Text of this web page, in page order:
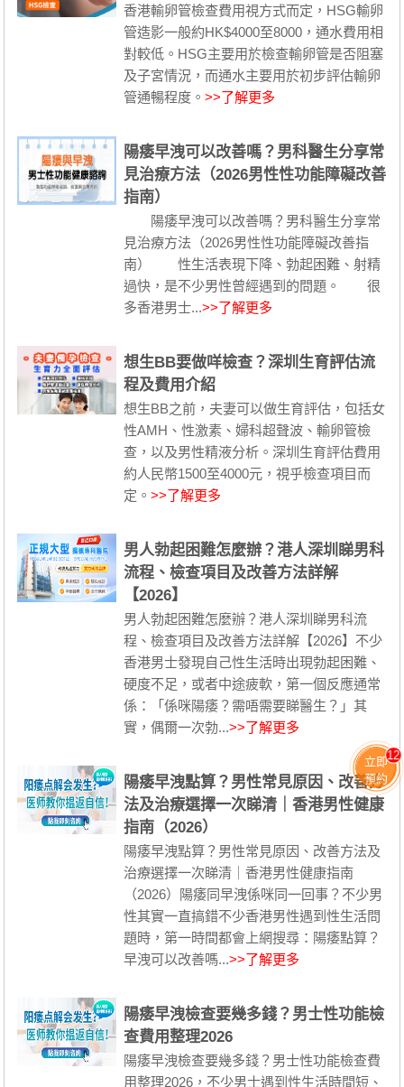
香港輸卵管檢查費用視方式而定，HSG輸卵
管造影一般約HK$4000至8000，通水費用相
對較低。HSG主要用於檢查輸卵管是否阻塞
及子宮情況，而通水主要用於初步評估輸卵
管通暢程度。>>了解更多
陽痿早洩可以改善嗎？男科醫生分享常
見治療方法（2026男性性功能障礙改善
指南）
陽痿早洩可以改善嗎？男科醫生分享常
見治療方法（2026男性性功能障礙改善指
南） 性生活表現下降、勃起困難、射精
過快，是不少男性曾經遇到的問題。 很
多香港男士...>>了解更多
想生BB要做咩檢查？深圳生育評估流
程及費用介紹
想生BB之前，夫妻可以做生育評估，包括女
性AMH、性激素、婦科超聲波、輸卵管檢
查，以及男性精液分析。深圳生育評估費用
約人民幣1500至4000元，視乎檢查項目而
定。>>了解更多
男人勃起困難怎麼辦？港人深圳睇男科
流程、檢查項目及改善方法詳解
【2026】
男人勃起困難怎麼辦？港人深圳睇男科流
程、檢查項目及改善方法詳解【2026】不少
香港男士發現自己性生活時出現勃起困難、
硬度不足，或者中途疲軟，第一個反應通常
係：「係咪陽痿？需唔需要睇醫生？」其
實，偶爾一次勃...>>了解更多
陽痿早洩點算？男性常見原因、改善方
法及治療選擇一次睇清｜香港男性健康
指南（2026）
陽痿早洩點算？男性常見原因、改善方法及
治療選擇一次睇清｜香港男性健康指南
（2026）陽痿同早洩係咪同一回事？不少男
性其實一直搞錯不少香港男性遇到性生活問
題時，第一時間都會上網搜尋：陽痿點算？
早洩可以改善嗎...>>了解更多
陽痿早洩檢查要幾多錢？男士性功能檢
查費用整理2026
陽痿早洩檢查要幾多錢？男士性功能檢查費
用整理2026，不少男士遇到性生活時間短、
立即
預約
12